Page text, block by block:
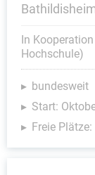
In
Hochschule)
bundesweit
Start:
Freie Plätze: